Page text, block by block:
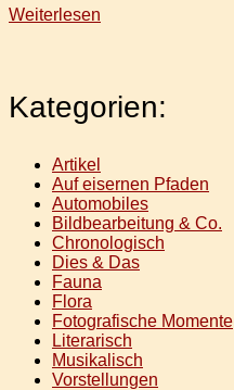
Weiterlesen
Kategorien:
Artikel
Auf eisernen Pfaden
Automobiles
Bildbearbeitung & Co.
Chronologisch
Dies & Das
Fauna
Flora
Fotografische Momente
Literarisch
Musikalisch
Vorstellungen